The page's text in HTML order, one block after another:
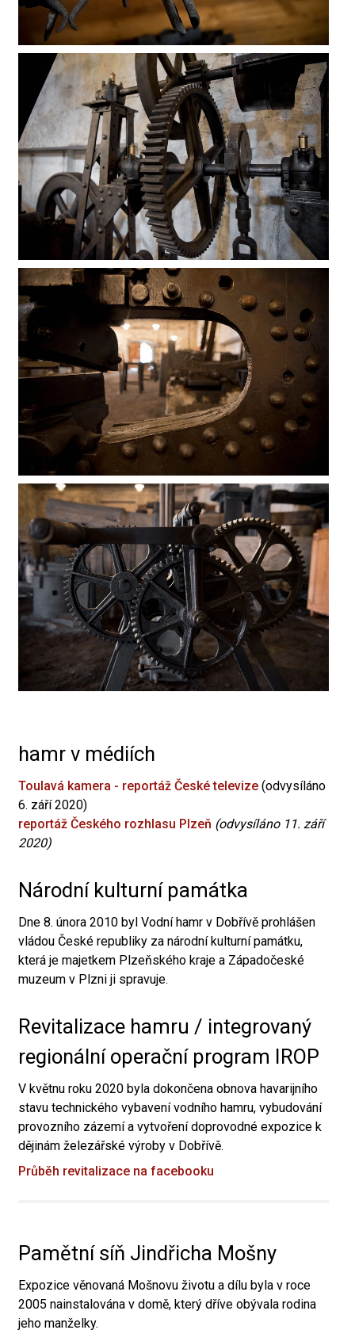
hamr v médiích
Toulavá kamera - reportáž České televize (odvysíláno
6. září 2020)
reportáž Českého rozhlasu Plzeň (odvysíláno 11. září
2020)
Národní kulturní památka
Dne 8. února 2010 byl Vodní hamr v Dobřívě prohlášen
vládou České republiky za národní kulturní památku,
která je majetkem Plzeňského kraje a Západočeské
muzeum v Plzni ji spravuje.
Revitalizace hamru / integrovaný
regionální operační program IROP
V květnu roku 2020 byla dokončena obnova havarijního
stavu technického vybavení vodního hamru, vybudování
provozního zázemí a vytvoření doprovodné expozice k
dějinám železářské výroby v Dobřívě.
Průběh revitalizace na facebooku
Pamětní síň Jindřicha Mošny
Expozice věnovaná Mošnovu životu a dílu byla v roce
2005 nainstalována v domě, který dříve obývala rodina
jeho manželky.